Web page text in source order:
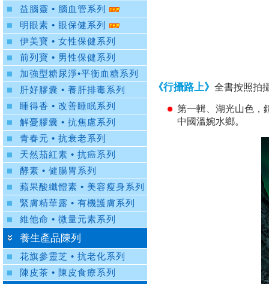
《行攝路上》 全書按照拍
第一輯、湖光山色，
中國溫婉水鄉。
益腦靈 • 腦血管系列
明眼素 • 眼保健系列
伊美寶 • 女性保健系列
前列寶 • 男性保健系列
加強型糖尿淨•平衡血糖系列
肝好膠囊 • 養肝排毒系列
睡得香 • 改善睡眠系列
解憂膠囊 • 抗焦慮系列
青春元 • 抗衰老系列
天然茄紅素 • 抗癌系列
酵素 • 健腸胃系列
蘋果酸纖體素 • 美容瘦身系列
緊膚精華露 • 有機護膚系列
維他命 • 微量元素系列
養生產品陳列
花旗參靈芝 • 抗老化系列
陳皮茶 • 陳皮食療系列